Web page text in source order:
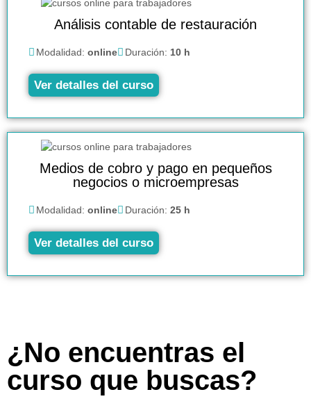
Análisis contable de restauración
Modalidad: online Duración: 10 h
Ver detalles del curso
Medios de cobro y pago en pequeños
negocios o microempresas
Modalidad: online Duración: 25 h
Ver detalles del curso
¿No encuentras el
curso que buscas?